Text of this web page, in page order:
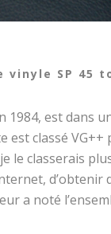
vinyle SP 45
est dans
est classé
le classerais
a noté